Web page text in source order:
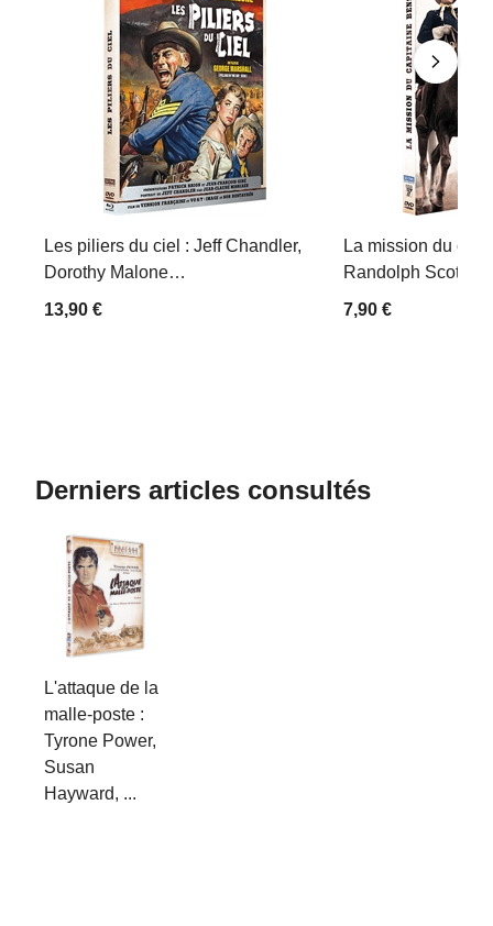
Les piliers du ciel : Jeff Chandler,
Dorothy Malone…
13,90 €
La mission du
Randolph Scott,
7,90 €
Derniers articles consultés
L'attaque de la
malle-poste :
Tyrone Power,
Susan
Hayward, ...